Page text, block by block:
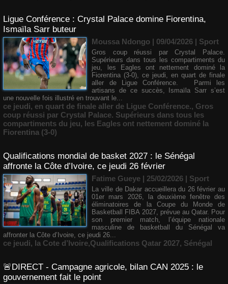
Ligue Conférence : Crystal Palace domine Fiorentina,
Ismaïla Sarr buteur
Moussa Ndongo | 09/04/2026 | Sport
Gros coup réussi par Crystal Palace.
Supérieurs dans tous les compartiments du
jeu, les Eagles ont nettement dominé la
Fiorentina (3-0), ce jeudi, en quart de finale
aller de Ligue Conférence. Parmi les
artisans de ce succès, Ismaïla Sarr s’est
une nouvelle fois illustré en trouvant le...
ce jeudi, en quart de finale aller de Ligue Conférence., Gros
coup réussi par Crystal Palace. Supérieurs dans tous les
compartiments du jeu, les Eagles ont nettement dominé la
Fiorentina (3-0)
Qualifications mondial de basket 2027 : le Sénégal
affronte la Côte d’Ivoire, ce jeudi 26 février
Fatime Gueye | 25/02/2026 | Sport
La ville de Dakar accueillera du 26 février au
01er mars 2026, la deuxième fenêtre des
éliminatoires de la Coupe du Monde de
Basketball FIBA 2027, prévue au Qatar. Pour
son premier match, l’équipe nationale
masculine de basketball du Sénégal va
affronter la Côte d’Ivoire, ce jeudi 26...
ce jeudi, la Cote d’Ivoire,​Qualifications Qatar 2027, Sénégal
🚨DIRECT - Campagne agricole, bilan CAN 2025 : le
gouvernement fait le point